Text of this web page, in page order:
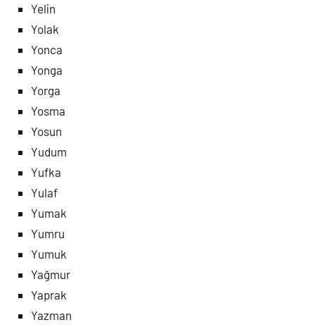
Yelin
Yolak
Yonca
Yonga
Yorga
Yosma
Yosun
Yudum
Yufka
Yulaf
Yumak
Yumru
Yumuk
Yağmur
Yaprak
Yazman